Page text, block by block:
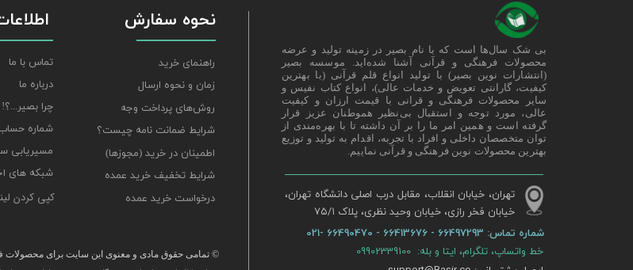
نحوه سفارش
راهنمای خرید
زمان و نحوه ارسال
روش‌های پرداخت وجه
شرایط ضمانت نامه چیست؟
اطمینان در خرید (مجوزها)
شرایط تخفیف خرید عمده
درخواست خرید عمده
© تمامی حقوق مادی و معنوی این سایت برای محصولات
تماس با ما
درباره ما
چرا بصیر...؟!
شماره
مسیریابی
شبکه های
تهران، خیابان انقلاب، مقابل درب اصلی دانشگاه تهران،
خیابان فخر رازی، خیابان وحید نظری، پلاک ۷۵/۱​​​​​​​
شماره تماس:
بی شک سال‌ها است که با نام بصیر در زمینه تولید و عرضه
محصولات فرهنگی و قرآنی آشنا شده‌اید. موسسه بصیر
(انتشارات نوین بصیر) با تولید انواع قلم قرآنی (با بهترین
کیفیت، گارانتی تعویض و خدمات عالی)، انواع کتاب نفیس و
سایر محصولات فرهنگی و قرانی با قیمت ارزان و کیفیت
عالی، مورد توجه و استقبال بی‌نظیر هموطنان عزیز قرار
گرفته است و همین امر ما را بر آن داشته تا با بهره‌مندی از
توان متخصصان داخلی و افراد با تجربه، اقدام به تولید و توزیع
بهترین محصولات نوین فرهنگی و قرآنی نماییم.
خط واتساپ، تلگرام، ایتا و بله: 09902339100
کپی کردن